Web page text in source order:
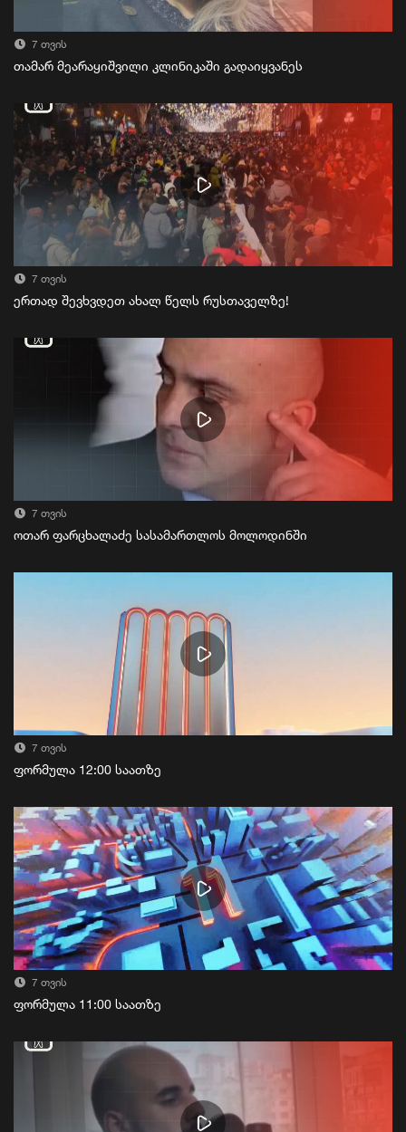
7 თვის
თამარ მეარაყიშვილი კლინიკაში გადაიყვანეს
7 თვის
ერთად შევხვდეთ ახალ წელს რუსთაველზე!
7 თვის
ოთარ ფარცხალაძე სასამართლოს მოლოდინში
7 თვის
ფორმულა 12:00 საათზე
7 თვის
ფორმულა 11:00 საათზე